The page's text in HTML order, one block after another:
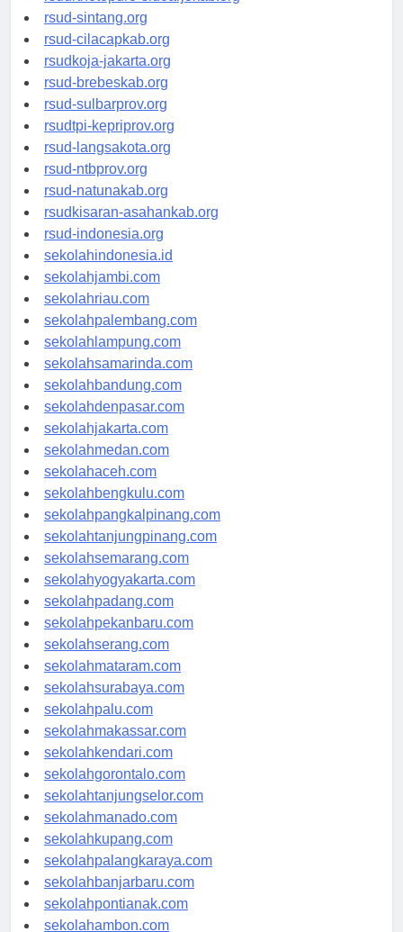
rsudrtnotopuro-sidoarjokab.org
rsud-sintang.org
rsud-cilacapkab.org
rsudkoja-jakarta.org
rsud-brebeskab.org
rsud-sulbarprov.org
rsudtpi-kepriprov.org
rsud-langsakota.org
rsud-ntbprov.org
rsud-natunakab.org
rsudkisaran-asahankab.org
rsud-indonesia.org
sekolahindonesia.id
sekolahjambi.com
sekolahriau.com
sekolahpalembang.com
sekolahlampung.com
sekolahsamarinda.com
sekolahbandung.com
sekolahdenpasar.com
sekolahjakarta.com
sekolahmedan.com
sekolahaceh.com
sekolahbengkulu.com
sekolahpangkalpinang.com
sekolahtanjungpinang.com
sekolahsemarang.com
sekolahyogyakarta.com
sekolahpadang.com
sekolahpekanbaru.com
sekolahserang.com
sekolahmataram.com
sekolahsurabaya.com
sekolahpalu.com
sekolahmakassar.com
sekolahkendari.com
sekolahgorontalo.com
sekolahtanjungselor.com
sekolahmanado.com
sekolahkupang.com
sekolahpalangkaraya.com
sekolahbanjarbaru.com
sekolahpontianak.com